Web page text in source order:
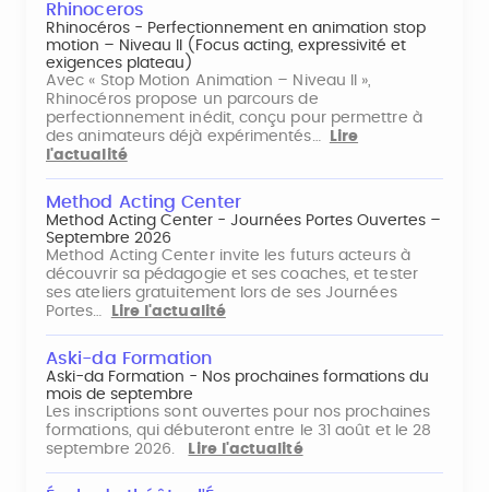
Rhinoceros
Rhinocéros - Perfectionnement en animation stop
motion – Niveau II (Focus acting, expressivité et
exigences plateau)
Avec « Stop Motion Animation – Niveau II »,
Rhinocéros propose un parcours de
perfectionnement inédit, conçu pour permettre à
des animateurs déjà expérimentés…
Lire
l'actualité
Method Acting Center
Method Acting Center - Journées Portes Ouvertes –
Septembre 2026
Method Acting Center invite les futurs acteurs à
découvrir sa pédagogie et ses coaches, et tester
ses ateliers gratuitement lors de ses Journées
Portes…
Lire l'actualité
Aski-da Formation
Aski-da Formation - Nos prochaines formations du
mois de septembre
Les inscriptions sont ouvertes pour nos prochaines
formations, qui débuteront entre le 31 août et le 28
septembre 2026.
Lire l'actualité